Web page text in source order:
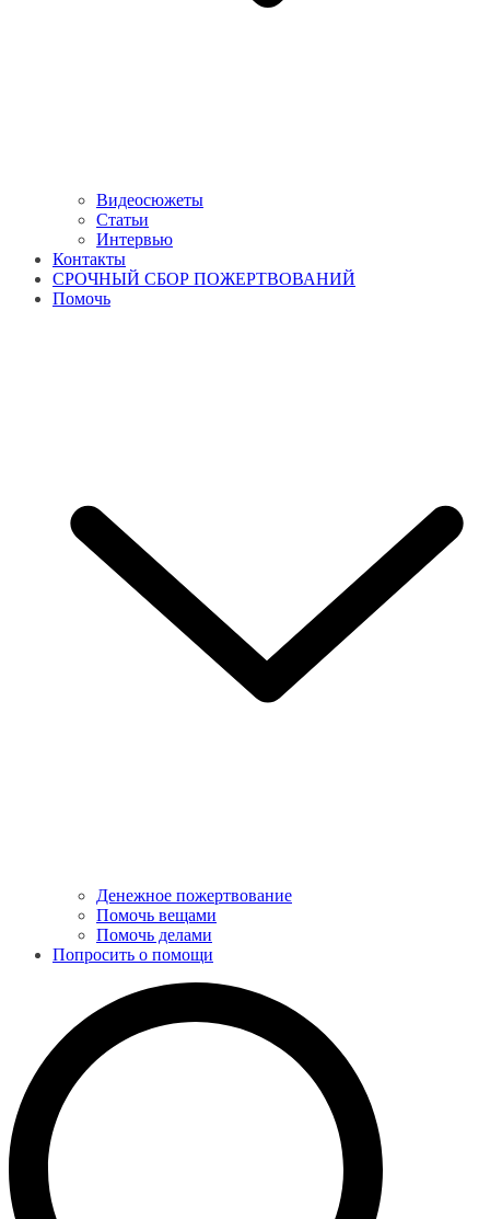
Видеосюжеты
Статьи
Интервью
Контакты
СРОЧНЫЙ СБОР ПОЖЕРТВОВАНИЙ
Помочь
Денежное пожертвование
Помочь вещами
Помочь делами
Попросить о помощи